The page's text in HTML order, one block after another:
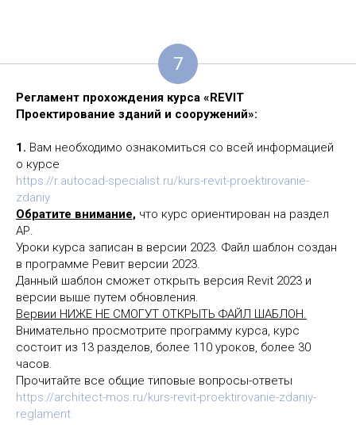
7
Регламент прохождения курса «REVIT
Проектирование зданий и сооружений»:
1. Вам необходимо ознакомиться со всей информацией
о курсе
https://r.autocad-specialist.ru/kurs-revit-proektirovanie-
zdaniy
Обратите внимание, что курс ориентирован на раздел
АР.
Уроки курса записан в версии 2023. Файл шаблон создан
в программе Ревит версии 2023.
Данный шаблон сможет открыть версия Revit 2023 и
версии выше путем обновления.
Вервии НИЖЕ НЕ СМОГУТ ОТКРЫТЬ ФАЙЛ ШАБЛОН.
Внимательно просмотрите программу курса, курс
состоит из 13 разделов, более 110 уроков, более 30
часов.
Прочитайте все общие типовые вопросы-ответы
https://architect-mos.ru/kurs-revit-proektirovanie-zdaniy-
reglament